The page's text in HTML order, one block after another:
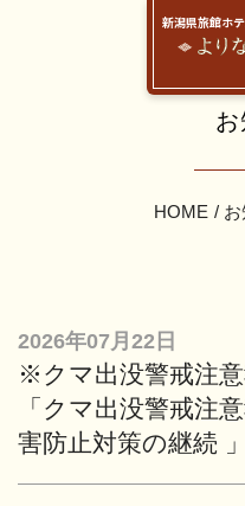
新潟県旅館ホ
HOME
2026年07月22日
※クマ出没警戒注
「クマ出没警戒注
害防止対策の継続